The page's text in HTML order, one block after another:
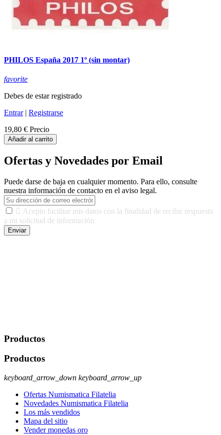
PHILOS España 2017 1º (sin montar)
favorite
Debes de estar registrado
Entrar| Registrarse
19,80 € Precio
Añadir al carrito
Ofertas y Novedades por Email
Puede darse de baja en cualquier momento. Para ello, consulte
nuestra información de contacto en el aviso legal.
 Acepto facilitar mis datos con la finalidad de recibir respuesta
a mi solicitud de información
Enviar
Productos
Productos
keyboard_arrow_down keyboard_arrow_up
Ofertas Numismatica Filatelia
Novedades Numismatica Filatelia
Los más vendidos
Mapa del sitio
Vender monedas oro